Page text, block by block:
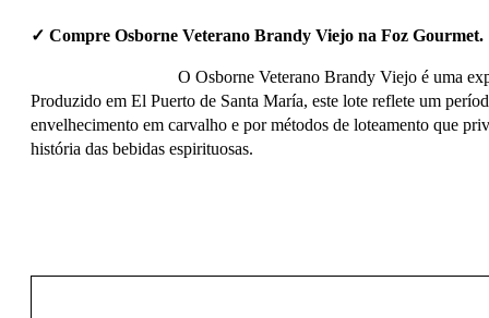
✓ Compre Osborne Veterano Brandy Viejo na Foz Gourmet.
O Osborne Veterano Brandy Viejo é uma
Produzido em El Puerto de Santa María, este lote reflete um
envelhecimento em carvalho e por métodos de loteamento que
história das bebidas espirituosas.